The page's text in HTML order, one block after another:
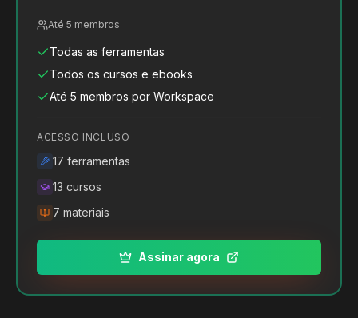
Até 5 membros
Todas as ferramentas
Todos os cursos e ebooks
Até 5 membros por Workspace
ACESSO INCLUSO
17 ferramentas
13 cursos
7 materiais
Assinar agora